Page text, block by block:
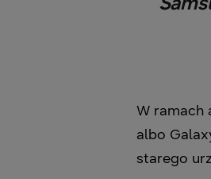
W ramach
albo
starego